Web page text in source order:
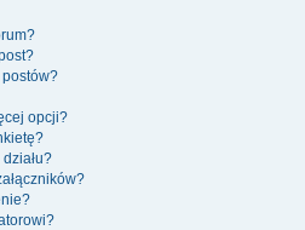
opcji?